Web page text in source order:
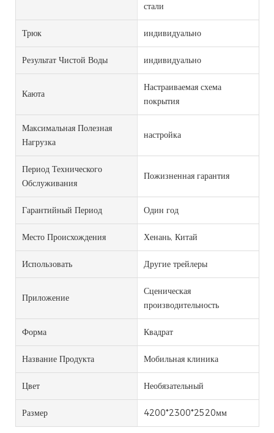
стали
Трюк индивидуально
Результат Чистой Воды индивидуально
Каюта
Настраиваемая схема
покрытия
Максимальная Полезная
Нагрузка
настройка
Период Технического
Обслуживания
Пожизненная гарантия
Гарантийный Период Один год
Место Происхождения Хенань, Китай
Использовать Другие трейлеры
Приложение
Сценическая
производительность
Форма Квадрат
Название Продукта Мобильная клиника
Цвет Необязательный
Размер 4200*2300*2520мм